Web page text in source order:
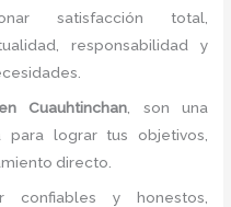
satisfacción total,
responsabilidad y
en Cuauhtinchan , son una
lograr tus objetivos,
directo.
confiables y honestos,